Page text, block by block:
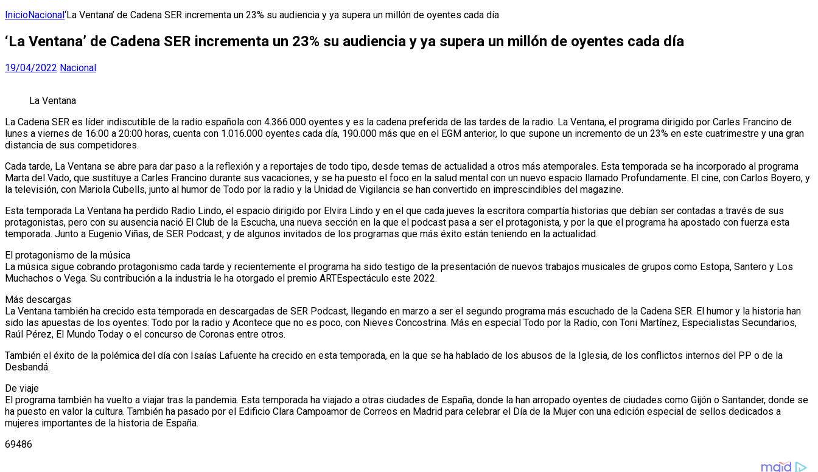
InicioNacional‘La Ventana’ de Cadena SER incrementa un 23% su audiencia y ya supera un millón de oyentes cada día
‘La Ventana’ de Cadena SER incrementa un 23% su audiencia y ya supera un millón de oyentes cada día
19/04/2022 Nacional
La Ventana
La Cadena SER es líder indiscutible de la radio española con 4.366.000 oyentes y es la cadena preferida de las tardes de la radio. La Ventana, el programa dirigido por Carles Francino de
lunes a viernes de 16:00 a 20:00 horas, cuenta con 1.016.000 oyentes cada día, 190.000 más que en el EGM anterior, lo que supone un incremento de un 23% en este cuatrimestre y una gran
distancia de sus competidores.
Cada tarde, La Ventana se abre para dar paso a la reflexión y a reportajes de todo tipo, desde temas de actualidad a otros más atemporales. Esta temporada se ha incorporado al programa
Marta del Vado, que sustituye a Carles Francino durante sus vacaciones, y se ha puesto el foco en la salud mental con un nuevo espacio llamado Profundamente. El cine, con Carlos Boyero, y
la televisión, con Mariola Cubells, junto al humor de Todo por la radio y la Unidad de Vigilancia se han convertido en imprescindibles del magazine.
Esta temporada La Ventana ha perdido Radio Lindo, el espacio dirigido por Elvira Lindo y en el que cada jueves la escritora compartía historias que debían ser contadas a través de sus
protagonistas, pero con su ausencia nació El Club de la Escucha, una nueva sección en la que el podcast pasa a ser el protagonista, y por la que el programa ha apostado con fuerza esta
temporada. Junto a Eugenio Viñas, de SER Podcast, y de algunos invitados de los programas que más éxito están teniendo en la actualidad.
El protagonismo de la música
La música sigue cobrando protagonismo cada tarde y recientemente el programa ha sido testigo de la presentación de nuevos trabajos musicales de grupos como Estopa, Santero y Los
Muchachos o Vega. Su contribución a la industria le ha otorgado el premio ARTEspectáculo este 2022.
Más descargas
La Ventana también ha crecido esta temporada en descargadas de SER Podcast, llegando en marzo a ser el segundo programa más escuchado de la Cadena SER. El humor y la historia han
sido las apuestas de los oyentes: Todo por la radio y Acontece que no es poco, con Nieves Concostrina. Más en especial Todo por la Radio, con Toni Martínez, Especialistas Secundarios,
Raúl Pérez, El Mundo Today o el concurso de Coronas entre otros.
También el éxito de la polémica del día con Isaías Lafuente ha crecido en esta temporada, en la que se ha hablado de los abusos de la Iglesia, de los conflictos internos del PP o de la
Desbandá.
De viaje
El programa también ha vuelto a viajar tras la pandemia. Esta temporada ha viajado a otras ciudades de España, donde la han arropado oyentes de ciudades como Gijón o Santander, donde se
ha puesto en valor la cultura. También ha pasado por el Edificio Clara Campoamor de Correos en Madrid para celebrar el Día de la Mujer con una edición especial de sellos dedicados a
mujeres importantes de la historia de España.
69486